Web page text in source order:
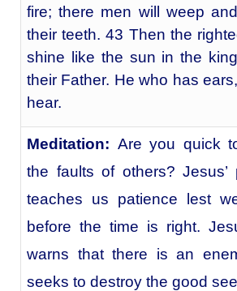
fire; there men will weep
their teeth. 43 Then the
shine like the sun in the
their Father. He who has
hear.
Meditation: Are you quick
the faults of others? Jesus’
teaches us patience lest
before the time is right.
warns that there is an
seeks to destroy the good